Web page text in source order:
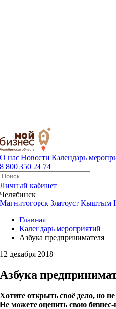
О нас Новости Календарь
8 800 350 24 74
Личный кабинет
Челябинск
Магнитогорск Златоуст Кыштым
Главная
Календарь мероприятий
Азбука предпринимателя
12 декабря 2018
Азбука
Хотите открыть своё дело, но не
Не можете оценить свою бизнес-